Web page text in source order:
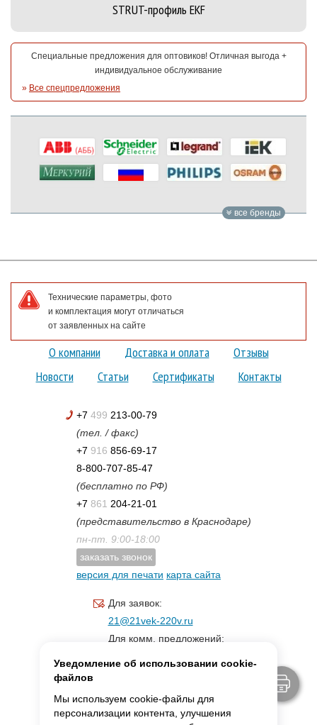
STRUT-профиль EKF
Специальные предложения для оптовиков! Отличная выгода +
индивидуальное обслуживание
» Все спецпредложения
все бренды
Технические параметры, фото
и комплектация могут отличаться
от заявленных на сайте
О компании Доставка и оплата
Отзывы
Новости
Статьи Сертификаты Контакты
+7 499 213-00-79
(тел. / факс)
+7 916 856-69-17
8-800-707-85-47
(бесплатно по РФ)
+7 861 204-21-01
(представительство в Краснодаре)
пн-пт. 9:00-18:00
заказать звонок
версия для печати карта сайта
Для заявок:
21@21vek-220v.ru
Для комм. предложений:
Уведомление об использовании cookie-
файлов
Мы используем cookie-файлы для
персонализации контента, улучшения